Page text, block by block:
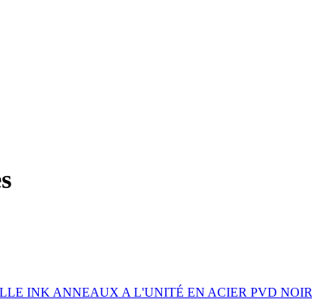
INK ANNEAUX A L'UNITÉ EN ACIER PVD NOIR